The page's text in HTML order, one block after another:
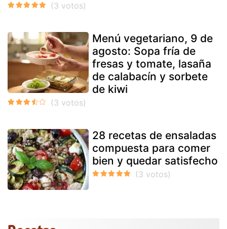
Menú vegetariano, 9 de
agosto: Sopa fría de
fresas y tomate, lasaña
de calabacín y sorbete
de kiwi
28 recetas de ensaladas
compuesta para comer
bien y quedar satisfecho